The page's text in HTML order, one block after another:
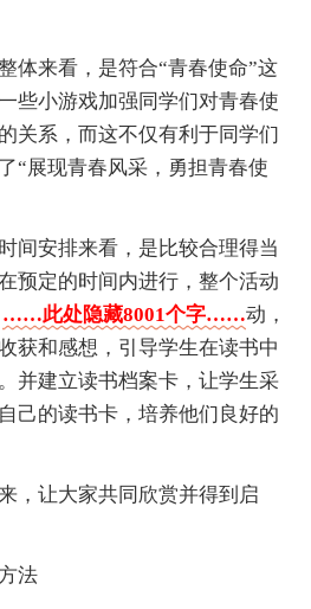
体来看，是符合“青春使命”这
些小游戏加强同学们对青春使
关系，而这不仅有利于同学们
“展现青春风采，勇担青春使
间安排来看，是比较合理得当
预定的时间内进行，整个活动
……此处隐藏8001个字……动，
获和感想，引导学生在读书中
并建立读书档案卡，让学生采
己的读书卡，培养他们良好的
，让大家共同欣赏并得到启
法